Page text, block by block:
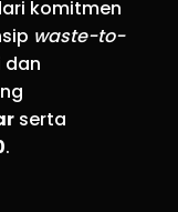
komitmen
waste-to-
dan
serta
.